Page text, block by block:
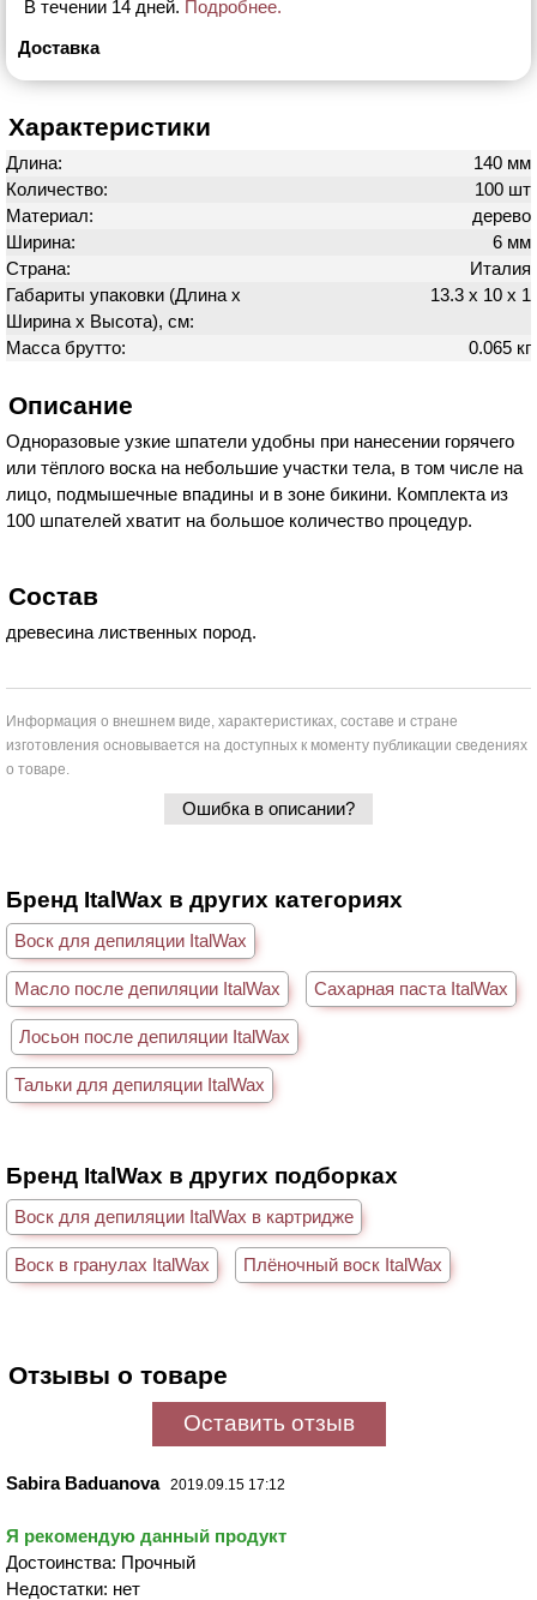
В течении 14 дней. Подробнее.
Доставка
Характеристики
Длина:
140 мм
Количество:
100 шт
Материал:
дерево
Ширина:
6 мм
Страна:
Италия
Габариты упаковки (Длина х
Ширина х Высота), см:
13.3 х 10 х 1
Масса брутто: 0.065 кг
Описание
Одноразовые узкие шпатели удобны при нанесении горячего
или тёплого воска на небольшие участки тела, в том числе на
лицо, подмышечные впадины и в зоне бикини. Комплекта из
100 шпателей хватит на большое количество процедур.
Состав
древесина лиственных пород.
Информация о внешнем виде, характеристиках, составе и стране
изготовления основывается на доступных к моменту публикации сведениях
о товаре.
Ошибка в описании?
Бренд ItalWax в других категориях
Воск для депиляции ItalWax
Масло после депиляции ItalWax Сахарная паста ItalWax
Лосьон после депиляции ItalWax
Тальки для депиляции ItalWax
Бренд ItalWax в других подборках
Воск для депиляции ItalWax в картридже
Воск в гранулах ItalWax Плёночный воск ItalWax
Отзывы о товаре
Оставить отзыв
Sabira Baduanova 2019.09.15 17:12
Я рекомендую данный продукт
Достоинства: Прочный
Недостатки: нет